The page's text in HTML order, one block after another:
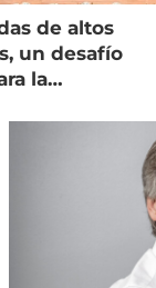
de altos
un desafío
la